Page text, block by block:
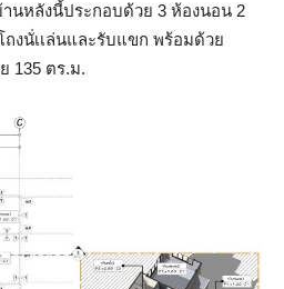
นหลังนี้ประกอบด้วย 3 ห้องนอน 2
งนั่เเล่นและรับแขก พร้อมด้วย
135 ตร.ม.